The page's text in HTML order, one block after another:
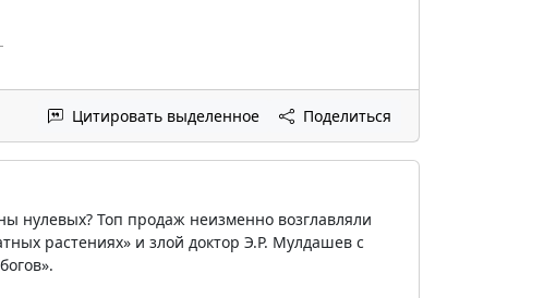
Цитировать выделенное Поделиться
нулевых? Топ продаж неизменно возглавляли
растениях» и злой доктор Э.Р. Мулдашев с